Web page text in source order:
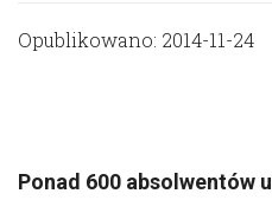
Opublikowano: 2014-11-24
Ponad 600 absolwentów